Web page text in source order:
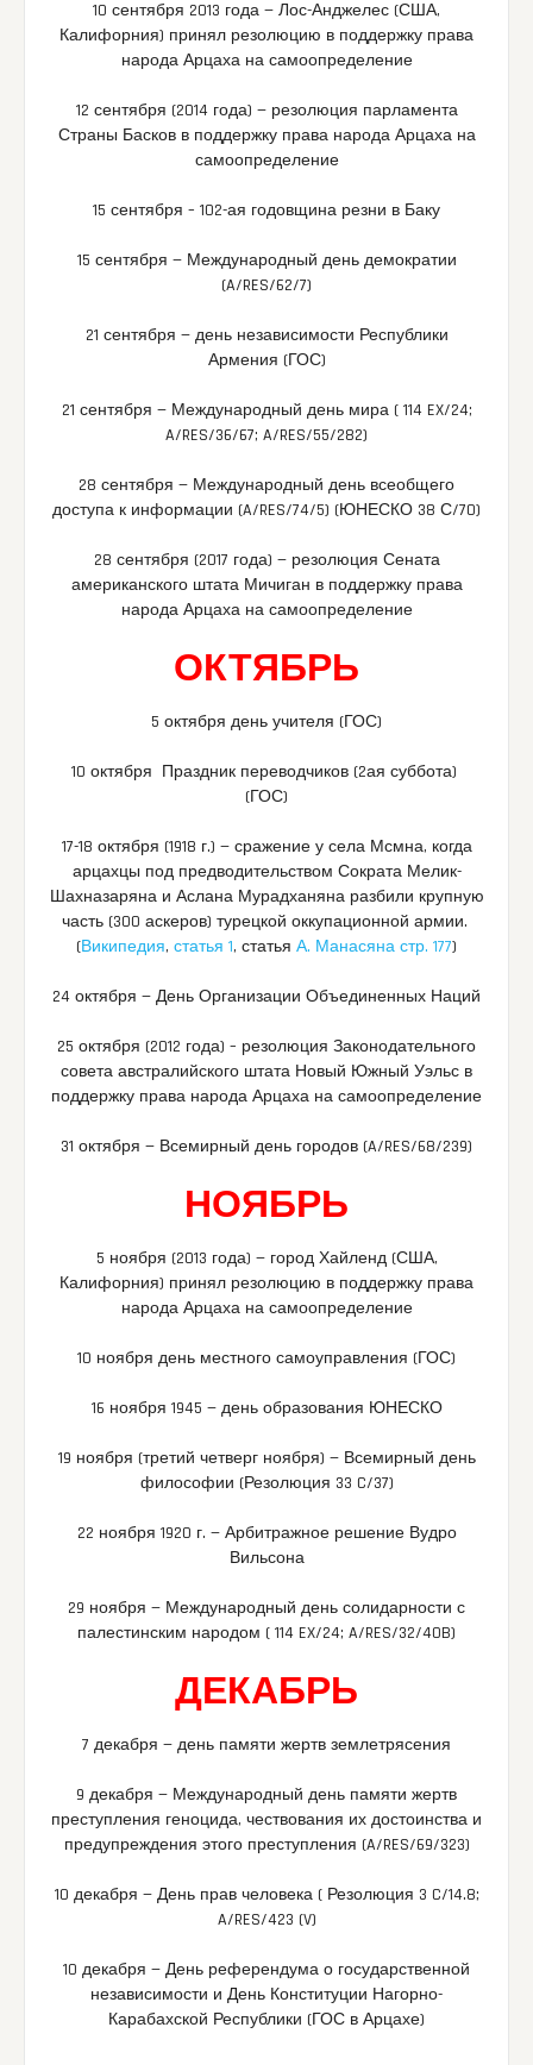
10 сентября 2013 года — Лос-Анджелес (США,
Калифорния) принял резолюцию в поддержку права
народа Арцаха на самоопределение
12 сентября (2014 года) — резолюция парламента
Страны Басков в поддержку права народа Арцаха на
самоопределение
15 сентября – 102-ая годовщина резни в Баку
15 сентября — Международный день демократии
(A/RES/62/7)
21 сентября — день независимости Республики
Армения (ГОС)
21 сентября — Международный день мира ( 114 EX/24;
A/RES/36/67; A/RES/55/282)
28 сентября — Международный день всеобщего
доступа к информации (A/RES/74/5) (ЮНЕСКО 38 С/70)
28 сентября (2017 года) — резолюция Сената
американского штата Мичиган в поддержку права
народа Арцаха на самоопределение
ОКТЯБРЬ
5 октября день учителя (ГОС)
10 октября Праздник переводчиков (2ая суббота)
(ГОС)
17-18 октября (1918 г.) — сражение у села Мсмна, когда
арцахцы под предводительством Сократа Мелик-
Шахназаряна и Аслана Мурадханяна разбили крупную
часть (300 аскеров) турецкой оккупационной армии.
(Википедия, статья 1, статья А. Манасяна стр. 177)
24 октября — День Организации Объединенных Наций
25 октября (2012 года) – резолюция Законодательного
совета австралийского штата Новый Южный Уэльс в
поддержку права народа Арцаха на самоопределение
31 октября — Всемирный день городов (A/RES/68/239)
НОЯБРЬ
5 ноября (2013 года) — город Хайленд (США,
Калифорния) принял резолюцию в поддержку права
народа Арцаха на самоопределение
10 ноября день местного самоуправления (ГОС)
16 ноября 1945 — день образования ЮНЕСКО
19 ноября (третий четверг ноября) — Всемирный день
философии (Резолюция 33 C/37)
22 ноября 1920 г. — Арбитражное решение Вудро
Вильсона
29 ноября — Международный день солидарности с
палестинским народом ( 114 EX/24; A/RES/32/40B)
ДЕКАБРЬ
7 декабря — день памяти жертв землетрясения
9 декабря — Международный день памяти жертв
преступления геноцида, чествования их достоинства и
предупреждения этого преступления (A/RES/69/323)
10 декабря — День прав человека ( Резолюция 3 C/14.8;
A/RES/423 (V)
10 декабря — День референдума о государственной
независимости и День Конституции Нагорно-
Карабахской Республики (ГОС в Арцахе)